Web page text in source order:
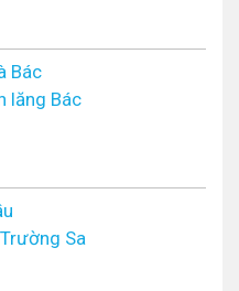
Bác
lăng Bác
Sa